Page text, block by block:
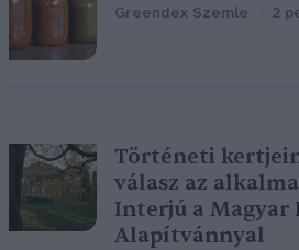
Greendex Szemle 2
Történeti
válasz az
Interjú a Magyar
Alapítvánnyal